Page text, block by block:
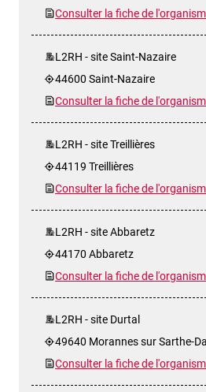
Consulter la fiche de
L2RH - site Saint-Nazaire
44600 Saint-Nazaire
Consulter la fiche de
L2RH - site Treillières
44119 Treillières
Consulter la fiche de
L2RH - site Abbaretz
44170 Abbaretz
Consulter la fiche de
L2RH - site Durtal
49640 Morannes sur Sarthe-
Consulter la fiche de